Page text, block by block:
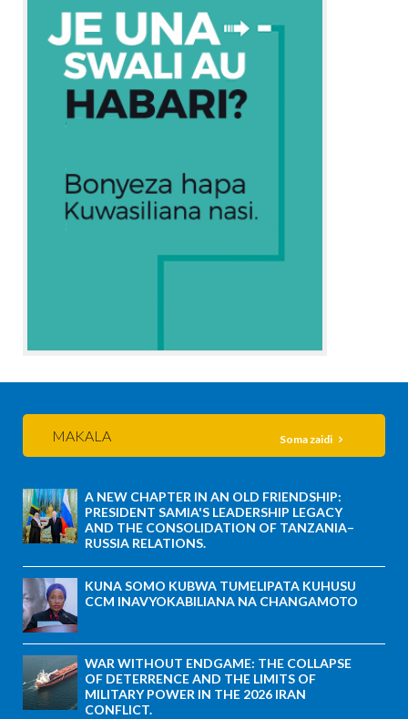
MAKALA Soma zaidi
A NEW CHAPTER IN AN OLD FRIENDSHIP:
PRESIDENT SAMIA'S LEADERSHIP LEGACY
AND THE CONSOLIDATION OF TANZANIA–
RUSSIA RELATIONS.
KUNA SOMO KUBWA TUMELIPATA KUHUSU
CCM INAVYOKABILIANA NA CHANGAMOTO
WAR WITHOUT ENDGAME: THE COLLAPSE
OF DETERRENCE AND THE LIMITS OF
MILITARY POWER IN THE 2026 IRAN
CONFLICT.